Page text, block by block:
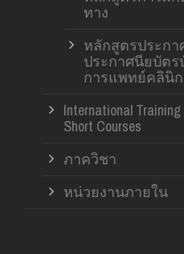
ทาง
หลักสูตรประก
ประกาศนียบัต
การแพทย์คลินิก
International
Short Courses
ภาควิชา
หน่วยงานภายใน